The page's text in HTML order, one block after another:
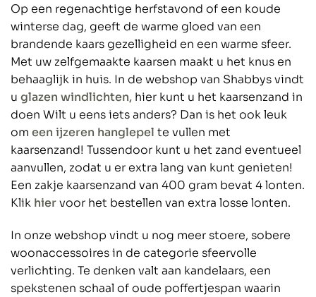
Op een regenachtige herfstavond of een koude
winterse dag, geeft de warme gloed van een
brandende kaars gezelligheid en een warme sfeer.
Met uw zelfgemaakte kaarsen maakt u het knus en
behaaglijk in huis. In de webshop van Shabbys vindt
u glazen windlichten, hier kunt u het kaarsenzand in
doen Wilt u eens iets anders? Dan is het ook leuk
om een ijzeren hanglepel te vullen met
kaarsenzand! Tussendoor kunt u het zand eventueel
aanvullen, zodat u er extra lang van kunt genieten!
Een zakje kaarsenzand van 400 gram bevat 4 lonten.
Klik hiervoor het bestellen van extra losse lonten.
In onze webshop vindt u nog meer stoere, sobere
woonaccessoires in de categorie sfeervolle
verlichting. Te denken valt aan kandelaars, een
spekstenen schaal of oude poffertjespan waarin